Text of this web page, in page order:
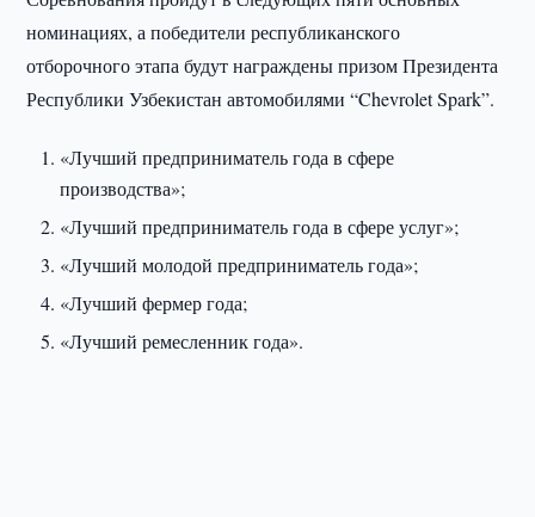
номинациях, а победители республиканского
отборочного этапа будут награждены призом Президента
Республики Узбекистан автомобилями “Chevrolet Spark”.
«Лучший предприниматель года в сфере
производства»;
«Лучший предприниматель года в сфере услуг»;
«Лучший молодой предприниматель года»;
«Лучший фермер года;
«Лучший ремесленник года».